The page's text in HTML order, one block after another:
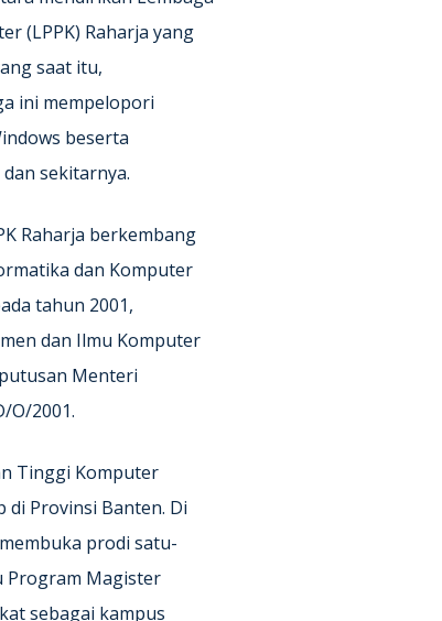
(LPPK) Raharja yang
saat itu,
ini mempelopori
beserta
sekitarnya.
Raharja berkembang
dan Komputer
tahun 2001,
dan Ilmu Komputer
Menteri
O/2001.
Tinggi Komputer
Provinsi Banten. Di
prodi satu-
Program Magister
sebagai kampus